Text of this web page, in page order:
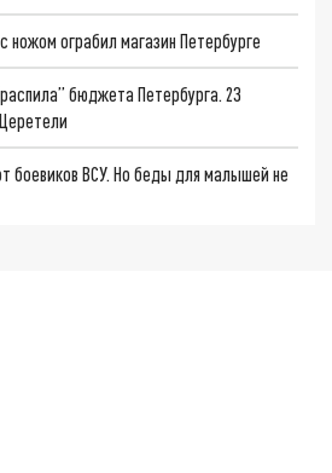
ножом ограбил магазин Петербурге
бюджета Петербурга. 23
боевиков ВСУ. Но беды для малышей не